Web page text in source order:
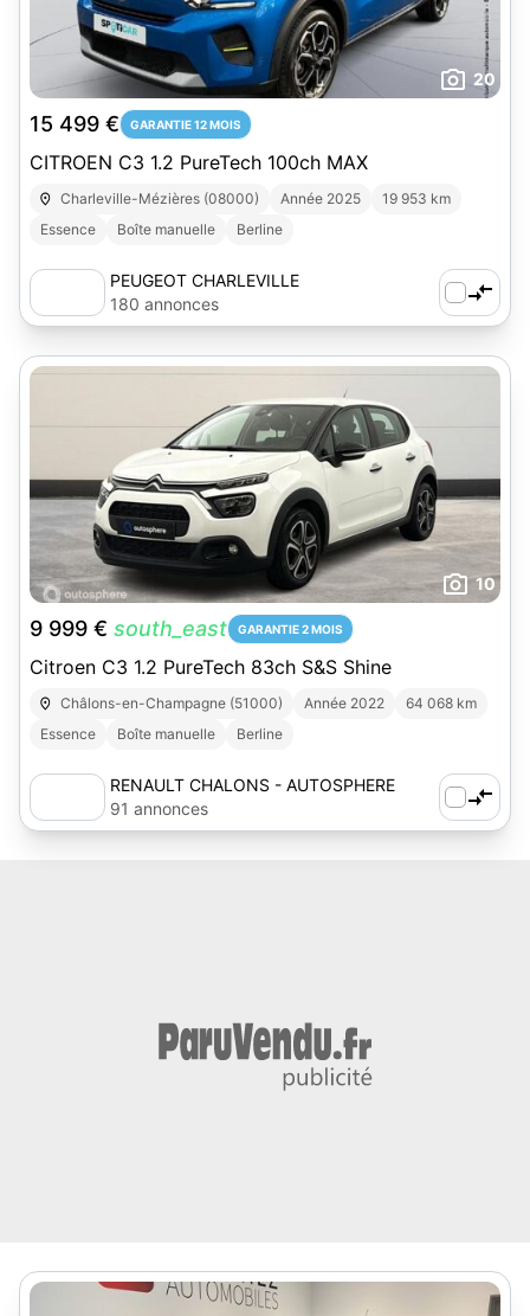
20
15 499 € GARANTIE 12 MOIS
CITROEN C3 1.2 PureTech 100ch MAX
Charleville-Mézières (08000) Année 2025
19 953 km
Essence
Boîte manuelle Berline
PEUGEOT CHARLEVILLE
180 annonces
10
9 999 € south_east GARANTIE 2 MOIS
Citroen C3 1.2 PureTech 83ch S&S Shine
Châlons-en-Champagne (51000) Année 2022
64 068 km
Essence
Boîte manuelle Berline
RENAULT CHALONS - AUTOSPHERE
91 annonces